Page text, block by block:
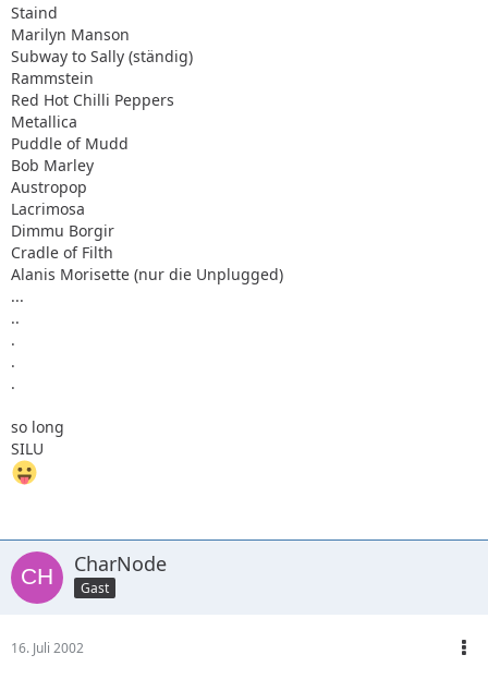
Staind
Marilyn Manson
Subway to Sally (ständig)
Rammstein
Red Hot Chilli Peppers
Metallica
Puddle of Mudd
Bob Marley
Austropop
Lacrimosa
Dimmu Borgir
Cradle of Filth
Alanis Morisette (nur die Unplugged)
...
..
.
.
.
so long
SILU
CharNode
Gast
16. Juli 2002